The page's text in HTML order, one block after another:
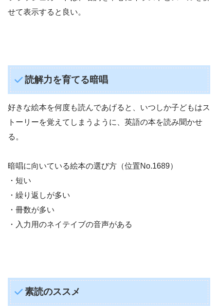
せて表示すると良い。
読解力を育てる暗唱
好きな絵本を何度も読んであげると、いつしか子どもはス
トーリーを覚えてしまうように、英語の本を読み聞かせ
る。
暗唱に向いている絵本の選び方（位置No.1689）
・短い
・繰り返しが多い
・冊数が多い
・入力用のネイテイブの音声がある
素読のススメ